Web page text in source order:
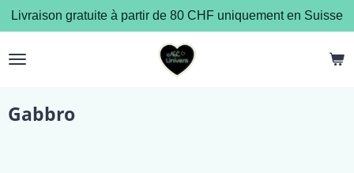
Passer
au
contenu
Livraison gratuite à partir de 80 CHF uniquement en Suisse
Gabbro